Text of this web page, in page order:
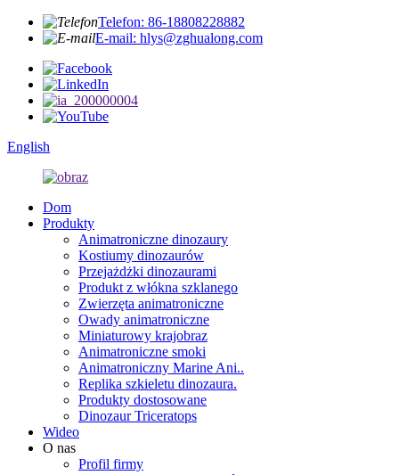
Telefon: 86-18808228882
E-mail: hlys@zghualong.com
English
Dom
Produkty
Animatroniczne dinozaury
Kostiumy dinozaurów
Przejażdżki dinozaurami
Produkt z włókna szklanego
Zwierzęta animatroniczne
Owady animatroniczne
Miniaturowy krajobraz
Animatroniczne smoki
Animatroniczny Marine Ani..
Replika szkieletu dinozaura.
Produkty dostosowane
Dinozaur Triceratops
Wideo
O nas
Profil firmy